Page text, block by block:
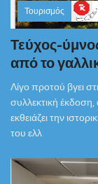
Τουρισμός
Τεύχος-
από το
Λίγο προτού βγει
συλλεκτική
εκθειάζει την
του ελλ